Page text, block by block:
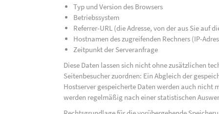
Typ und Version des Browsers
Betriebssystem
Referrer-URL (die Adresse, von der aus Sie auf
Hostnamen des zugreifenden Rechners (IP-
Zeitpunkt der Serveranfrage
Diese Daten lassen sich nicht ohne zusätzlichen
Seitenbesucher zuordnen: Ein Abgleich der
Hostserver gespeicherte Daten werden auch nicht
werden regelmäßig nach einer statistischen